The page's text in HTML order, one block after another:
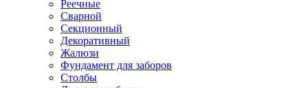
Реечные
Сварной
Секционный
Декоративный
Жалюзи
Фундамент для заборов
Столбы